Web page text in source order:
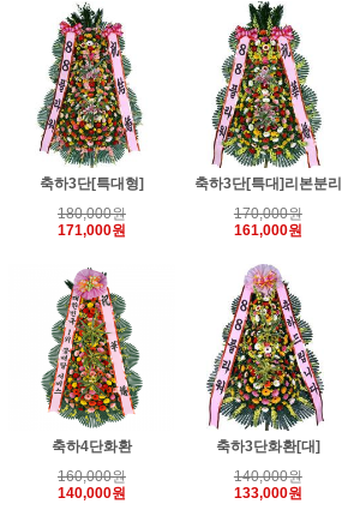
축하3단[특대형]
180,000원
171,000원
축하3단[특대]리본분리
170,000원
161,000원
축하4단화환
160,000원
140,000원
축하3단화환[대]
140,000원
133,000원